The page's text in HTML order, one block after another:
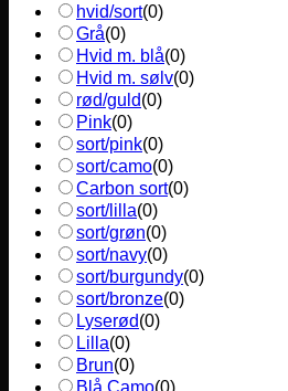
hvid/sort(0)
Grå(0)
Hvid m. blå(0)
Hvid m. sølv(0)
rød/guld(0)
Pink(0)
sort/pink(0)
sort/camo(0)
Carbon sort(0)
sort/lilla(0)
sort/grøn(0)
sort/navy(0)
sort/burgundy(0)
sort/bronze(0)
Lyserød(0)
Lilla(0)
Brun(0)
Blå Camo(0)